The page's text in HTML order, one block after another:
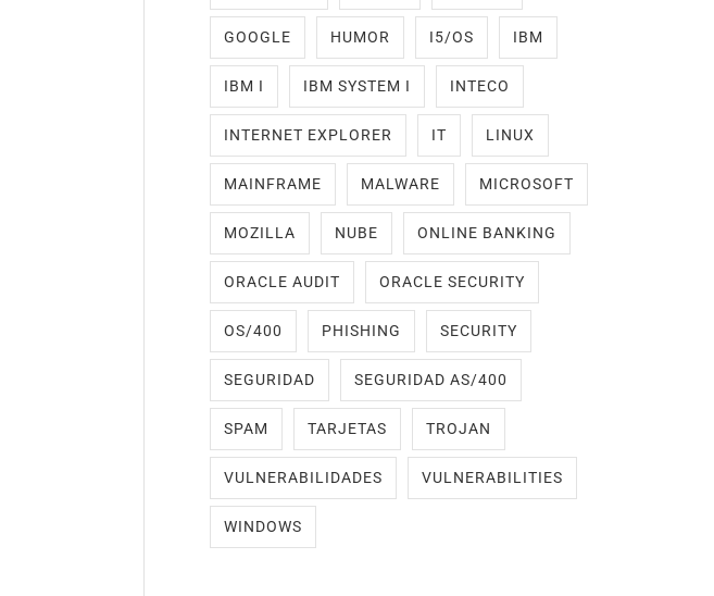
GOOGLE HUMOR I5/OS IBM
IBM I IBM SYSTEM I INTECO
INTERNET EXPLORER IT LINUX
MAINFRAME MALWARE MICROSOFT
MOZILLA NUBE ONLINE BANKING
ORACLE AUDIT ORACLE SECURITY
OS/400 PHISHING SECURITY
SEGURIDAD SEGURIDAD AS/400
SPAM TARJETAS TROJAN
VULNERABILIDADES VULNERABILITIES
WINDOWS